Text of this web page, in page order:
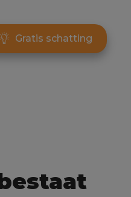
Gratis schatting